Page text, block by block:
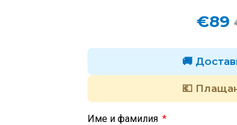
€89
🚚
💶
Име и фамилия